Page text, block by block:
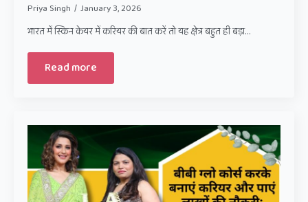
Priya Singh January 3, 2026
भारत में स्किन केयर में करियर की बात करें तो यह क्षेत्र बहुत ही बड़ा…
Read more